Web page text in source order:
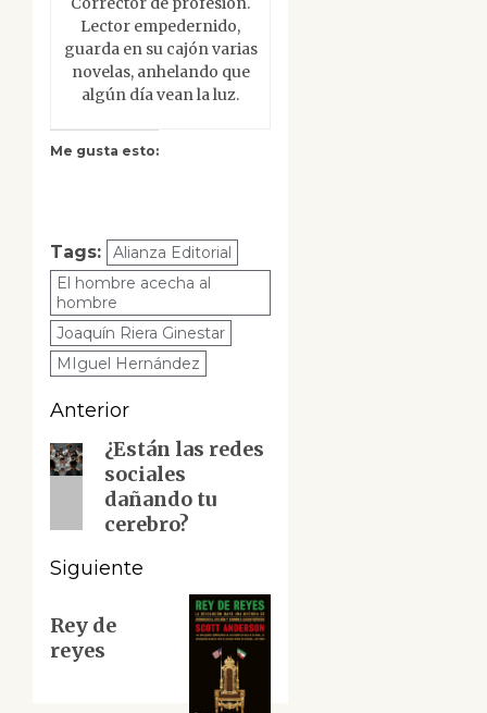
Lector empedernido,
guarda en su cajón varias
novelas, anhelando que
algún día vean la luz.
Me gusta esto:
Tags:
Alianza Editorial
El hombre acecha al
hombre
Joaquín Riera Ginestar
MIguel Hernández
Navegación
de
entradas
Anterior
Entrada
anterior:
¿Están las redes
sociales
dañando tu
cerebro?
Siguiente
entrada:
Rey de
reyes